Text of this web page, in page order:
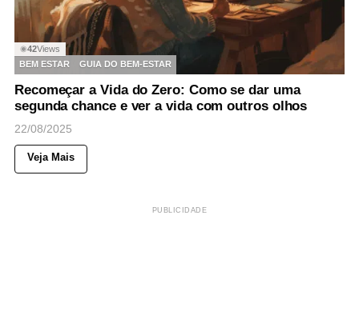
◉42Views
BEM ESTAR
GUIA DO BEM-ESTAR
Recomeçar a Vida do Zero: Como se dar uma
segunda chance e ver a vida com outros olhos
22/08/2025
Veja Mais
PUBLICIDADE